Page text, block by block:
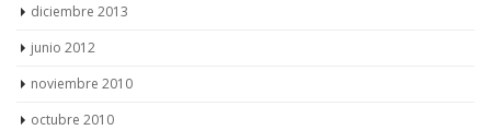
diciembre 2013
junio 2012
noviembre 2010
octubre 2010